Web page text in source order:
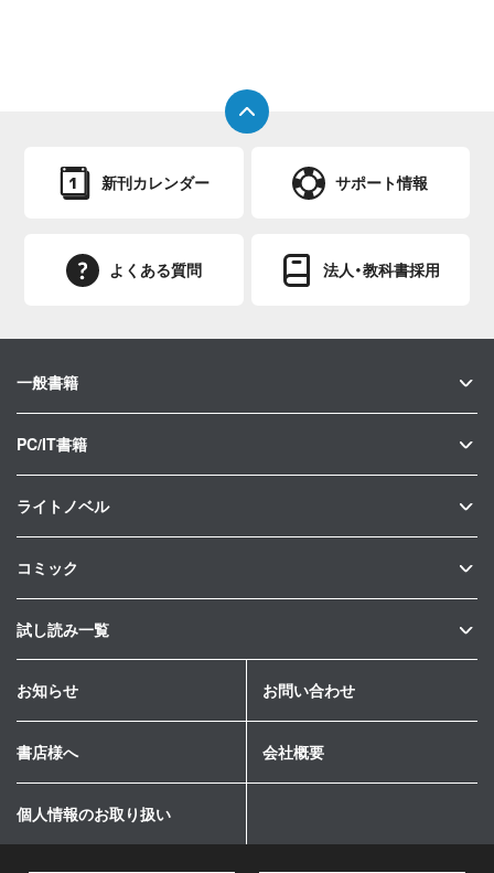
新刊カレンダー サポート情報
よくある質問 法人・教科書採用
一般書籍
PC/IT書籍
ライトノベル
コミック
試し読み一覧
お知らせ お問い合わせ
書店様へ 会社概要
個人情報のお取り扱い